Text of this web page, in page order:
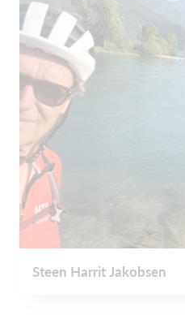
Steen Harrit Jakobsen